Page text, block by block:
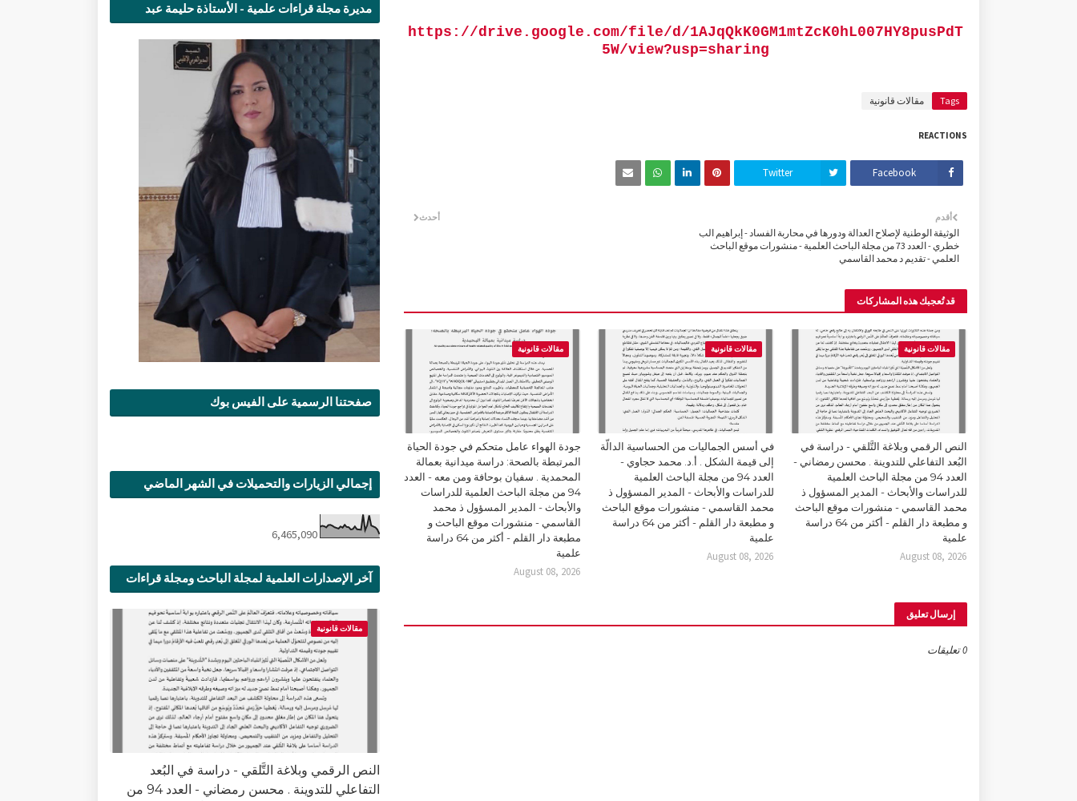
https://drive.google.com/file/d/1AJqQkK0GM1mtZcK0hL007HY8pusPdT
5W/view?usp=sharing
Tags مقالات قانونية
REACTIONS
Facebook
Twitter
أحدث أقدم
الوثيقة الوطنية لإصلاح العدالة ودورها في محاربة الفساد - إبراهيم الب
خطري - العدد 73 من مجلة الباحث العلمية - منشورات موقع الباحث
العلمي - تقديم د محمد القاسمي
قد تُعجبك هذه المشاركات
مقالات قانونية
النص الرقمي وبلاغة التَّلقي - دراسة في
البُعد التفاعلي للتدوينة . محسن رمضاني -
العدد 94 من مجلة الباحث العلمية
للدراسات والأبحاث - المدير المسؤول ذ
محمد القاسمي - منشورات موقع الباحث
و مطبعة دار القلم - أكثر من 64 دراسة
علمية
August 08, 2026
مقالات قانونية
في أسس الجماليات من الحساسية الدالّة
إلى قيمة الشكل . أ.د. محمد حجاوي -
العدد 94 من مجلة الباحث العلمية
للدراسات والأبحاث - المدير المسؤول ذ
محمد القاسمي - منشورات موقع الباحث
و مطبعة دار القلم - أكثر من 64 دراسة
علمية
August 08, 2026
مقالات قانونية
جودة الهواء عامل متحكم في جودة الحياة
المرتبطة بالصحة: دراسة ميدانية بعمالة
المحمدية . سفيان بوحافة ومن معه - العدد
94 من مجلة الباحث العلمية للدراسات
والأبحاث - المدير المسؤول ذ محمد
القاسمي - منشورات موقع الباحث و
مطبعة دار القلم - أكثر من 64 دراسة
علمية
August 08, 2026
إرسال تعليق
0 تعليقات
مديرة مجلة قراءات علمية - الأستاذة حليمة عبد
صفحتنا الرسمية على الفيس بوك
إجمالي الزيارات والتحميلات في الشهر الماضي
6,465,090
آخر الإصدارات العلمية لمجلة الباحث ومجلة قراءات
مقالات قانونية
النص الرقمي وبلاغة التَّلقي - دراسة في البُعد
التفاعلي للتدوينة . محسن رمضاني - العدد 94 من